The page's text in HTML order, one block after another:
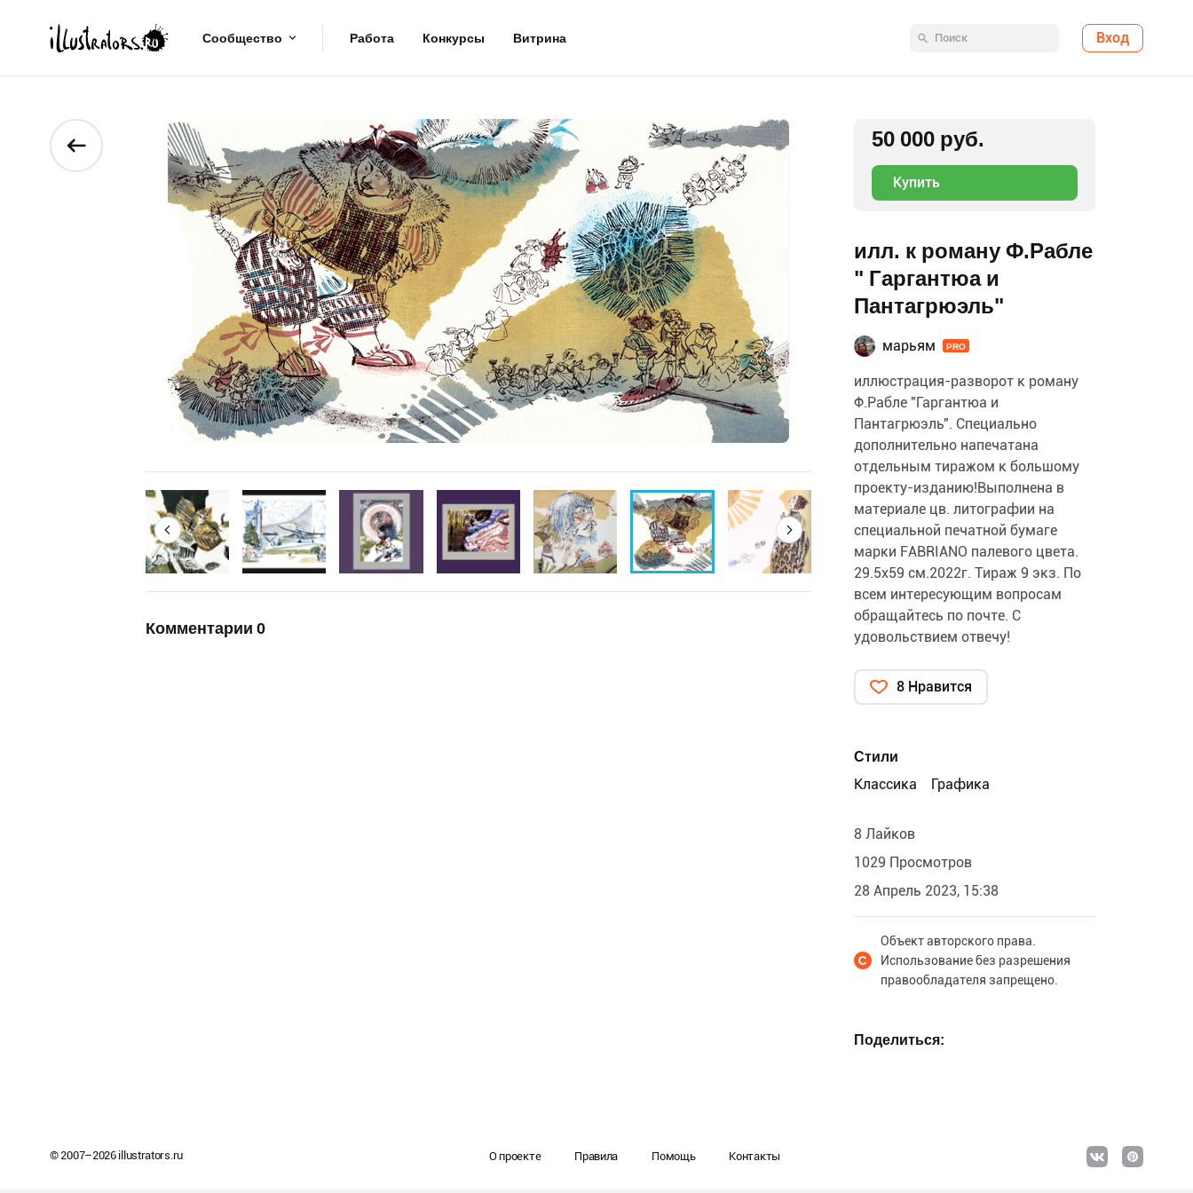
Сообщество Работа Конкурсы Витрина Вход
Комментарии 0
50 000 руб.
Купить
илл. к роману Ф.Рабле
" Гаргантюа и
Пантагрюэль"
марьям PRO
иллюстрация-разворот к роману
Ф.Рабле "Гаргантюа и
Пантагрюэль". Специально
дополнительно напечатана
отдельным тиражом к большому
проекту-изданию!Выполнена в
материале цв. литографии на
специальной печатной бумаге
марки FABRIANO палевого цвета.
29.5х59 см.2022г. Тираж 9 экз. По
всем интересующим вопросам
обращайтесь по почте. С
удовольствием отвечу!
8 Нравится
Стили
Классика
Графика
8 Лайков
1029 Просмотров
28 Апрель 2023, 15:38
Объект авторского права.
Использование без разрешения
правообладателя запрещено.
Поделиться
© 2007–2026illustrators.ru О проекте Правила Помощь Контакты